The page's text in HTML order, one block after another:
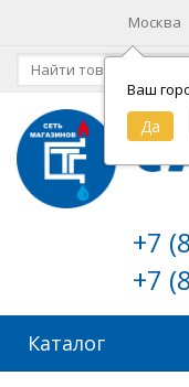
Москва
Ваш
+7
+7
Каталог